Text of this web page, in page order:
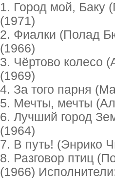
1. Город мой, Баку
(1971)
2. Фиалки (Полад
(1966)
3. Чёртово колесо
(1969)
4. За того парня
5. Мечты, мечты
6. Лучший город
(1964)
7. В путь! (Энрико
8. Разговор птиц
(1966)